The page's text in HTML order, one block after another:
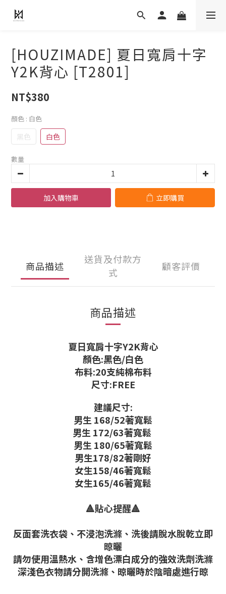
[HOUZIMADE] 夏日寬肩十字
Y2K背心 [T2801]
NT$380
顏色 : 白色
黑色 白色
數量
加入購物車 立即購買
商品描述
送貨及付款方
式
顧客評價
商品描述
夏日寬肩十字Y2K背心
顏色:黑色/白色
布料:20支純棉布料
尺寸:FREE
建議尺寸:
男生 168/52著寬鬆
男生 172/63著寬鬆
男生 180/65著寬鬆
男生178/82著剛好
女生158/46著寬鬆
女生165/46著寬鬆
🔺貼心提醒🔺
反面套洗衣袋、不浸泡洗滌、洗後請脫水脫乾立即
晾曬
請勿使用溫熱水、含增色漂白成分的強效洗劑洗滌
深淺色衣物請分開洗滌、晾曬時於陰暗處進行晾